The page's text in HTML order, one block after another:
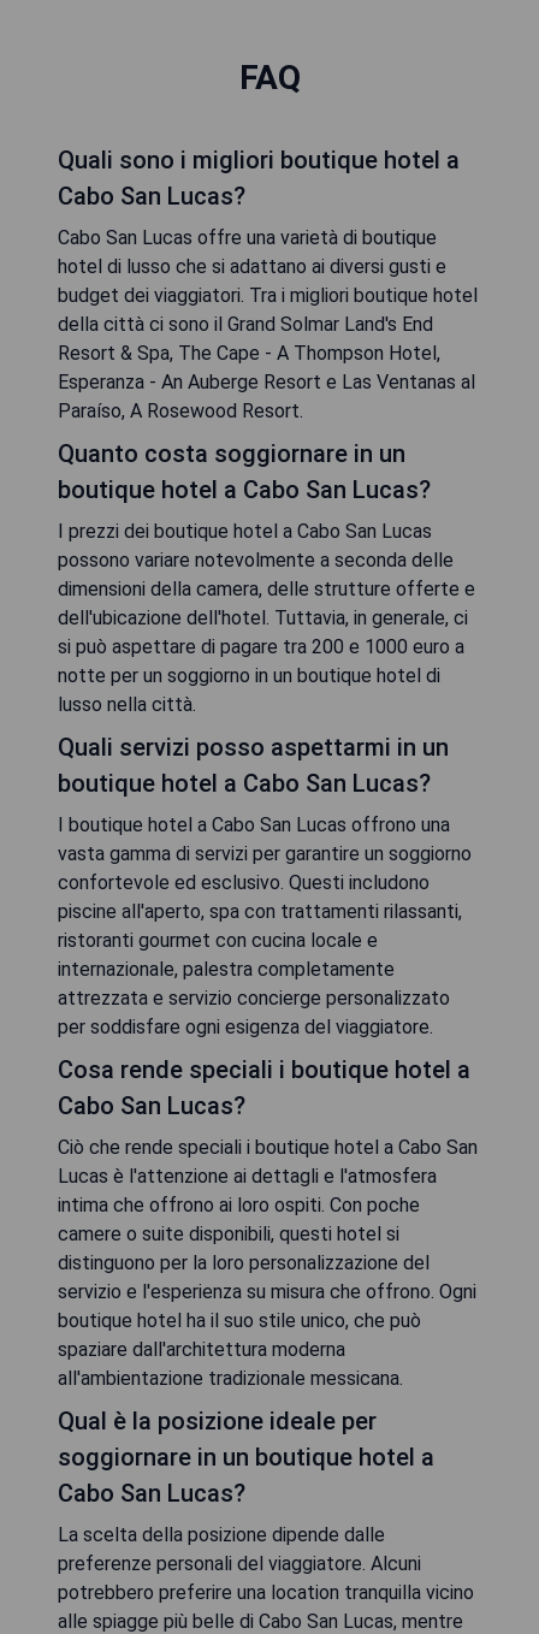
FAQ
Quali sono i migliori boutique hotel a
Cabo San Lucas?
Cabo San Lucas offre una varietà di boutique
hotel di lusso che si adattano ai diversi gusti e
budget dei viaggiatori. Tra i migliori boutique hotel
della città ci sono il Grand Solmar Land's End
Resort & Spa, The Cape - A Thompson Hotel,
Esperanza - An Auberge Resort e Las Ventanas al
Paraíso, A Rosewood Resort.
Quanto costa soggiornare in un
boutique hotel a Cabo San Lucas?
I prezzi dei boutique hotel a Cabo San Lucas
possono variare notevolmente a seconda delle
dimensioni della camera, delle strutture offerte e
dell'ubicazione dell'hotel. Tuttavia, in generale, ci
si può aspettare di pagare tra 200 e 1000 euro a
notte per un soggiorno in un boutique hotel di
lusso nella città.
Quali servizi posso aspettarmi in un
boutique hotel a Cabo San Lucas?
I boutique hotel a Cabo San Lucas offrono una
vasta gamma di servizi per garantire un soggiorno
confortevole ed esclusivo. Questi includono
piscine all'aperto, spa con trattamenti rilassanti,
ristoranti gourmet con cucina locale e
internazionale, palestra completamente
attrezzata e servizio concierge personalizzato
per soddisfare ogni esigenza del viaggiatore.
Cosa rende speciali i boutique hotel a
Cabo San Lucas?
Ciò che rende speciali i boutique hotel a Cabo San
Lucas è l'attenzione ai dettagli e l'atmosfera
intima che offrono ai loro ospiti. Con poche
camere o suite disponibili, questi hotel si
distinguono per la loro personalizzazione del
servizio e l'esperienza su misura che offrono. Ogni
boutique hotel ha il suo stile unico, che può
spaziare dall'architettura moderna
all'ambientazione tradizionale messicana.
Qual è la posizione ideale per
soggiornare in un boutique hotel a
Cabo San Lucas?
La scelta della posizione dipende dalle
preferenze personali del viaggiatore. Alcuni
potrebbero preferire una location tranquilla vicino
alle spiagge più belle di Cabo San Lucas, mentre